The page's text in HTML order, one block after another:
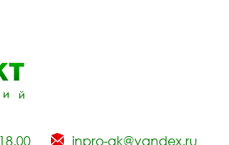
inpro-gk@yandex.ru